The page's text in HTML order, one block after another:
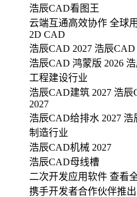
浩辰CAD看图王
云端互通高效协作 全球
2D CAD
浩辰CAD 2027 浩辰CAD
浩辰CAD 鸿蒙版 2026
工程建设行业
浩辰CAD建筑 2027 浩辰
2027
浩辰CAD给排水 2027 浩
制造行业
浩辰CAD机械 2027
浩辰CAD母线槽
二次开发应用软件 查看
携手开发者合作伙伴推